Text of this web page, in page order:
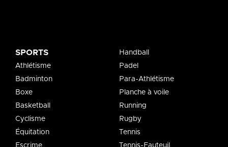
SPORTS
Athlétisme
Badminton
Boxe
Basketball
Cyclisme
Équitation
Handball
Padel
Para-Athlétisme
Planche à voile
Running
Rugby
Tennis